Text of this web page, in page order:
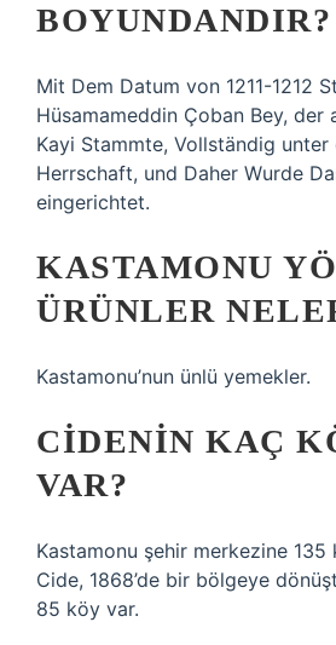
BOYUNDANDIR?
Mit Dem Datum von 1211-1212
Hüsamameddin Çoban Bey, der
Kayi Stammte, Vollständig
Herrschaft, und Daher Wurde
eingerichtet.
KASTAMONU
ÜRÜNLER
Kastamonu’nun ünlü yemekler.
CIDENIN KAÇ
VAR?
Kastamonu şehir merkezine 135
Cide, 1868’de bir bölgeye
85 köy var.